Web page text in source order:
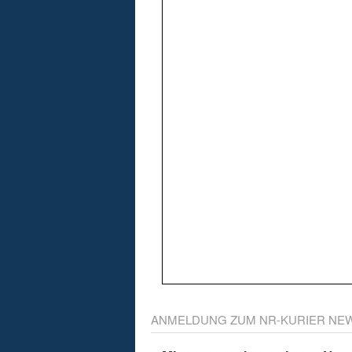
ANMELDUNG ZUM NR-KURIER